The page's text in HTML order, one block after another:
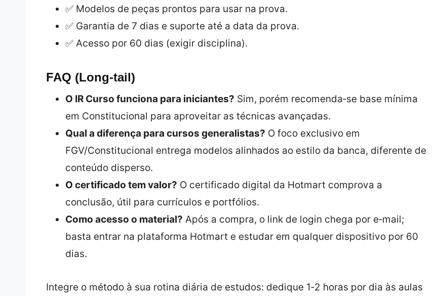
✅ Modelos de peças prontos para usar na prova.
✅ Garantia de 7 dias e suporte até a data da prova.
✅ Acesso por 60 dias (exigir disciplina).
FAQ (Long‑tail)
O IR Curso funciona para iniciantes? Sim, porém recomenda‑se base mínima
em Constitucional para aproveitar as técnicas avançadas.
Qual a diferença para cursos generalistas? O foco exclusivo em
FGV/Constitucional entrega modelos alinhados ao estilo da banca, diferente de
conteúdo disperso.
O certificado tem valor? O certificado digital da Hotmart comprova a
conclusão, útil para currículos e portfólios.
Como acesso o material? Após a compra, o link de login chega por e‑mail;
basta entrar na plataforma Hotmart e estudar em qualquer dispositivo por 60
dias.
Integre o método à sua rotina diária de estudos: dedique 1‑2 horas por dia às aulas